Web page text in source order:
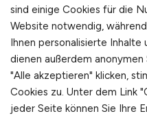
sind einige Cookies für die
Website notwendig,
Ihnen personalisierte Inhalte
dienen außerdem
"Alle akzeptieren" klicken,
Cookies zu. Unter dem Link
jeder Seite können Sie Ihre